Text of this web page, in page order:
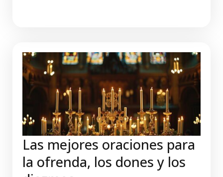
Las mejores oraciones para
la ofrenda, los dones y los